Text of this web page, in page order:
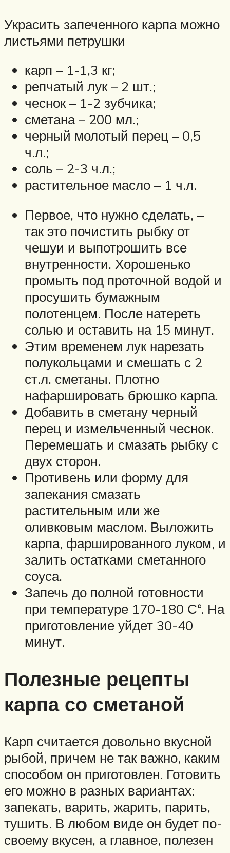
Украсить запеченного карпа можно
листьями петрушки
карп – 1-1,3 кг;
репчатый лук – 2 шт.;
чеснок – 1-2 зубчика;
сметана – 200 мл.;
черный молотый перец – 0,5
ч.л.;
соль – 2-3 ч.л.;
растительное масло – 1 ч.л.
Первое, что нужно сделать, –
так это почистить рыбку от
чешуи и выпотрошить все
внутренности. Хорошенько
промыть под проточной водой и
просушить бумажным
полотенцем. После натереть
солью и оставить на 15 минут.
Этим временем лук нарезать
полукольцами и смешать с 2
ст.л. сметаны. Плотно
нафаршировать брюшко карпа.
Добавить в сметану черный
перец и измельченный чеснок.
Перемешать и смазать рыбку с
двух сторон.
Противень или форму для
запекания смазать
растительным или же
оливковым маслом. Выложить
карпа, фаршированного луком, и
залить остатками сметанного
соуса.
Запечь до полной готовности
при температуре 170-180 С°. На
приготовление уйдет 30-40
минут.
Полезные рецепты
карпа со сметаной
Карп считается довольно вкусной
рыбой, причем не так важно, каким
способом он приготовлен. Готовить
его можно в разных вариантах:
запекать, варить, жарить, парить,
тушить. В любом виде он будет по-
своему вкусен, а главное, полезен